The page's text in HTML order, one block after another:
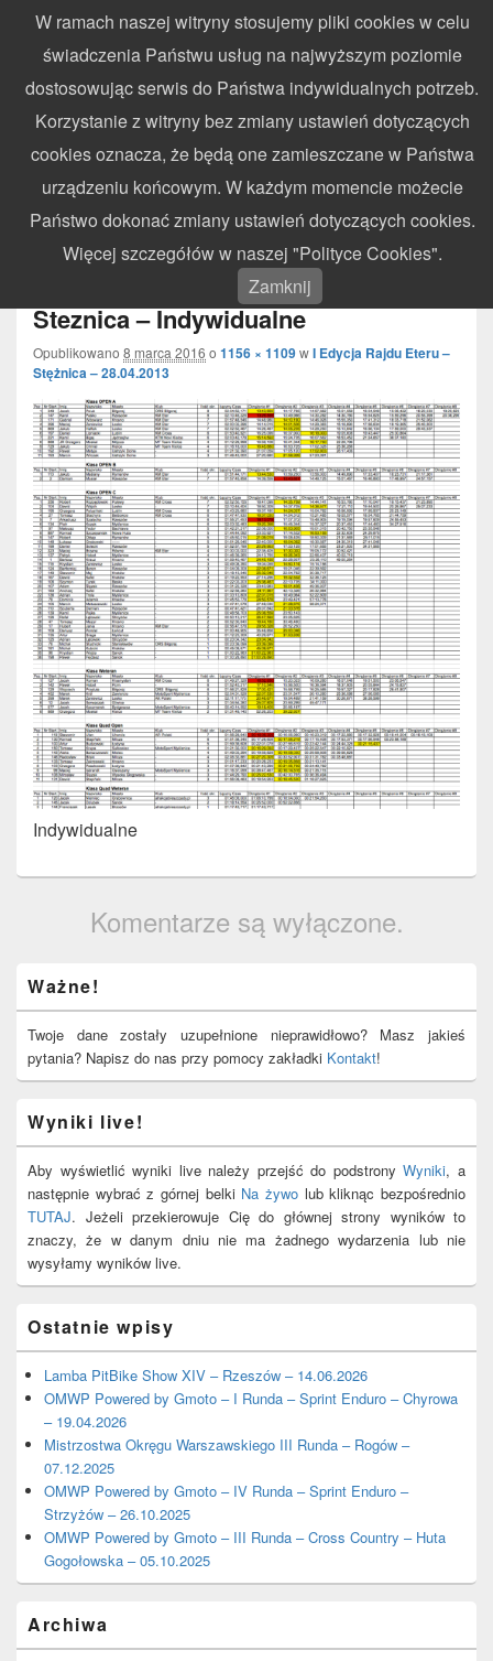
WynikiZawodow.pl
Profesjonalny elektroniczny pomiar czasu – chronometraż zawodów
sportowych
Search
for:
Search
2013.04.28 – I Runda Rajdu Eteru –
Steznica – Indywidualne
Opublikowano 8 marca 2016 o 1156 × 1109wI Edycja Rajdu Eteru –
Stężnica – 28.04.2013
Indywidualne
Komentarze są wyłączone.
Sidebar
Widget
Area
Ważne!
Twoje dane zostały uzupełnione nieprawidłowo? Masz jakieś
pytania? Napisz do nas przy pomocy zakładki Kontakt!
Wyniki live!
Aby wyświetlić wyniki live należy przejść do podstronyWyniki, a
następnie wybrać z górnej belki Na żywo lub kliknąc bezpośrednio
TUTAJ. Jeżeli przekierowuje Cię do głównej strony wyników to
znaczy, że w danym dniu nie ma żadnego wydarzenia lub nie
wysyłamy wyników live.
Ostatnie wpisy
Lamba PitBike Show XIV – Rzeszów – 14.06.2026
OMWP Powered by Gmoto – I Runda – Sprint Enduro – Chyrowa
– 19.04.2026
Mistrzostwa Okręgu Warszawskiego III Runda – Rogów –
07.12.2025
OMWP Powered by Gmoto – IV Runda – Sprint Enduro –
Strzyżów – 26.10.2025
OMWP Powered by Gmoto – III Runda – Cross Country – Huta
Gogołowska – 05.10.2025
Archiwa
W ramach naszej witryny stosujemy pliki cookies w celu
świadczenia Państwu usług na najwyższym poziomie
dostosowując serwis do Państwa indywidualnych potrzeb.
Korzystanie z witryny bez zmiany ustawień dotyczących
cookies oznacza, że będą one zamieszczane w Państwa
urządzeniu końcowym. W każdym momencie możecie
Państwo dokonać zmiany ustawień dotyczących cookies.
Więcej szczegółów w naszej "Polityce Cookies".
Zamknij